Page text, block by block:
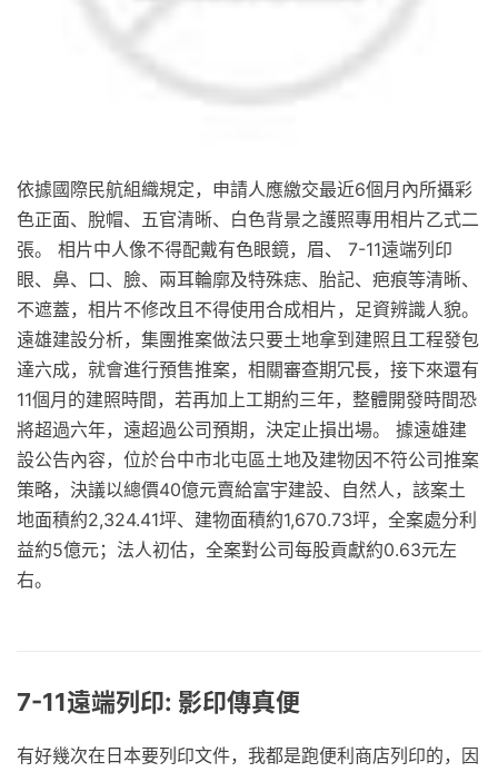
依據國際民航組織規定，申請人應繳交最近6個月內所攝彩
色正面、脫帽、五官清晰、白色背景之護照專用相片乙式二
張。 相片中人像不得配戴有色眼鏡，眉、 7-11遠端列印
眼、鼻、口、臉、兩耳輪廓及特殊痣、胎記、疤痕等清晰、
不遮蓋，相片不修改且不得使用合成相片，足資辨識人貌。
遠雄建設分析，集團推案做法只要土地拿到建照且工程發包
達六成，就會進行預售推案，相關審查期冗長，接下來還有
11個月的建照時間，若再加上工期約三年，整體開發時間恐
將超過六年，遠超過公司預期，決定止損出場。 據遠雄建
設公告內容，位於台中市北屯區土地及建物因不符公司推案
策略，決議以總價40億元賣給富宇建設、自然人，該案土
地面積約2,324.41坪、建物面積約1,670.73坪，全案處分利
益約5億元；法人初估，全案對公司每股貢獻約0.63元左
右。
7-11遠端列印: 影印傳真便
有好幾次在日本要列印文件，我都是跑便利商店列印的，因